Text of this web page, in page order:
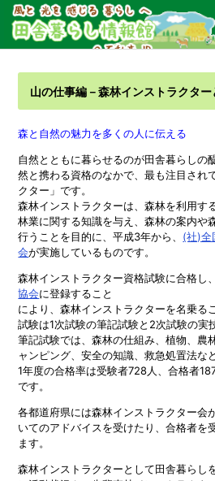
山の仕事編－森林インストラクター
森と自然の魅力を多くの人に伝える
自然とともに暮らせるのが田舎暮らしの
然と携わる資格のなかで、最も注目され
クター」です。
森林インストラクターは、森林を利用す
林業に関する知識を与え、森林の案内や
行うことを目的に、平成3年から、 (社)全
会が実施しているものです。
森林インストラクター資格試験に合格し
協会に登録すること
により、森林インストラクターを名乗る
試験は1次試験の筆記試験と2次試験の実
筆記試験では、森林の仕組み、植物、農
ャンピング、安全の知識、救急処置法な
1年度の合格率は受験者728人、合格者
です。
各都道府県には森林インストラクター会
いてのアドバイスを受けたり、合格者を
ます。
森林インストラクターとして田舎暮らし